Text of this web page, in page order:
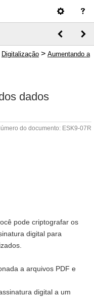
Digitalização > Aumentando a
dados
do documento: ESK9-07R
pode criptografar os
digital para
a arquivos PDF e
digital a um